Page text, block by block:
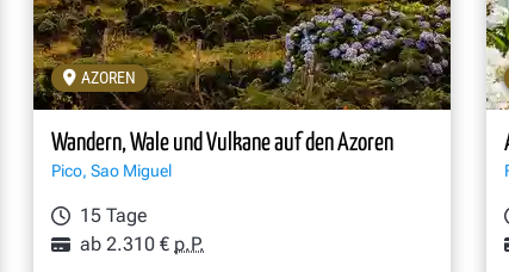
AZOREN
Wandern, Wale und Vulkane auf den Azoren
Pico, Sao Miguel
15 Tage
ab 2.310 € p.P.